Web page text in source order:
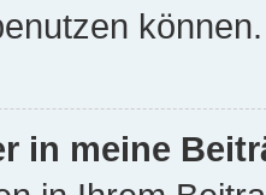
können.
in meine